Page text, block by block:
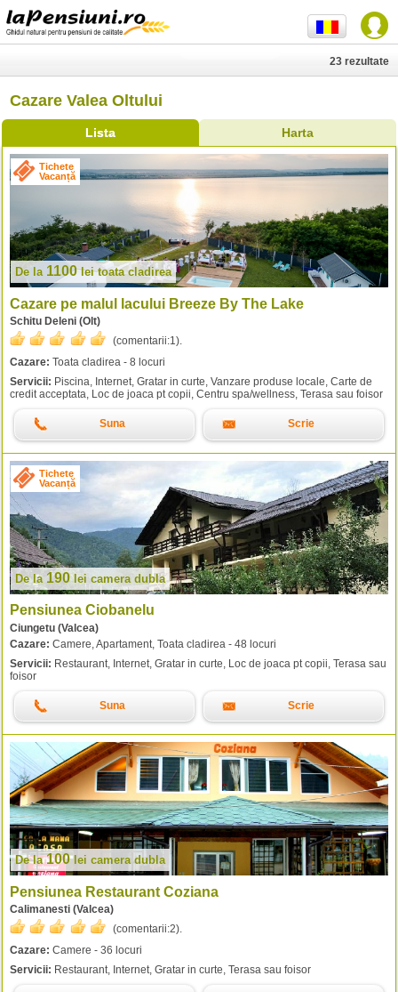
Cazare Valea Oltului
Lista Harta
23 rezultate
Tichete
Vacanță
De la 1100leitoata cladirea
Cazare pe malul lacului Breeze By The Lake
Schitu Deleni (Olt)
(comentarii:1).
Cazare: Toata cladirea - 8 locuri
Servicii: Piscina, Internet, Gratar in curte, Vanzare produse locale, Carte de
credit acceptata, Loc de joaca pt copii, Centru spa/wellness, Terasa sau foisor
Suna Scrie
Tichete
Vacanță
De la 190lei camera dubla
Pensiunea Ciobanelu
Ciungetu (Valcea)
Cazare: Camere, Apartament, Toata cladirea - 48 locuri
Servicii: Restaurant, Internet, Gratar in curte, Loc de joaca pt copii, Terasa sau
foisor
Suna Scrie
De la100lei camera dubla
Pensiunea Restaurant Coziana
Calimanesti (Valcea)
(comentarii:2).
Cazare: Camere - 36 locuri
Servicii: Restaurant, Internet, Gratar in curte, Terasa sau foisor